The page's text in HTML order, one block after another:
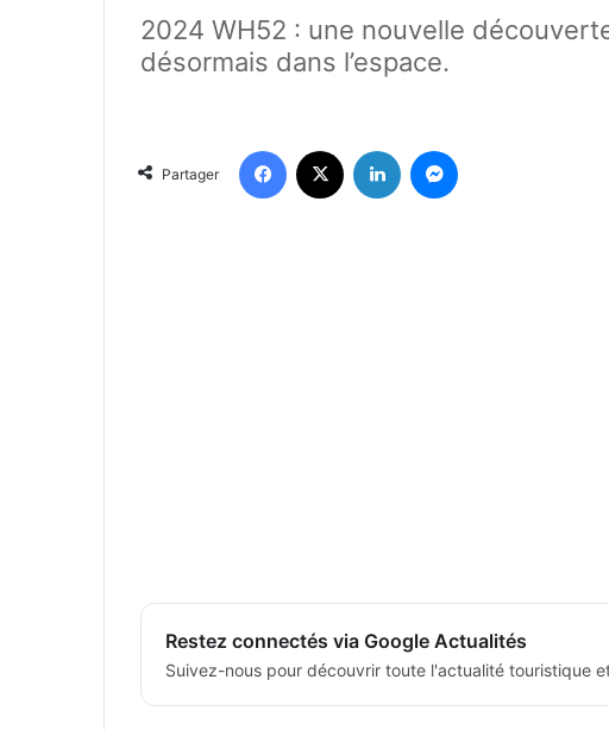
2024 WH52 : une nouvelle
désormais dans l’espace.
Partager
Restez connectés via Google Actualités
Suivez-nous pour découvrir toute l'actualité touristique